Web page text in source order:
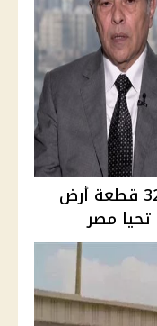
توفيق عكاشة يطالب بسحب 32 قطعة أرض
مصر